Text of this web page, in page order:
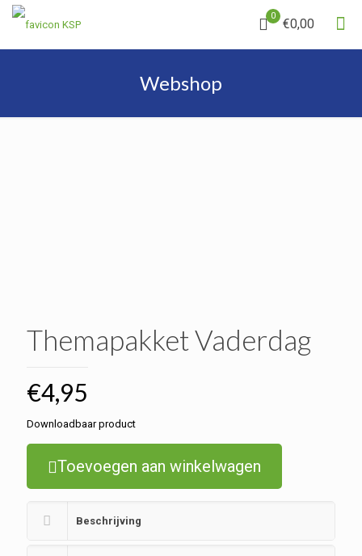
0
€0,00
Webshop
Themapakket Vaderdag
€4,95
Downloadbaar product
Toevoegen aan winkelwagen
Beschrijving